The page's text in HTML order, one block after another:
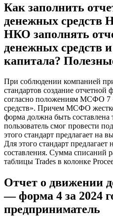
Как заполнить
денежных
НКО заполнять
денежных средств
капитала?
При соблюдении компанией
стандартов создание
согласно положениям МСФО 7
средств». Причем МСФО
форма должна быть составлена
пользователь смог провести
этого стандарт предлагает на
Для этого стандарт предлагает
составления. Сумма списаний
таблицы Trades в колонке
Отчет о движении
— форма 4 за 2024
предприниматель